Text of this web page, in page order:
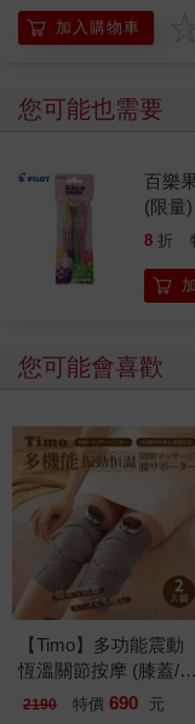
加入購物車
您可能也需要
百樂
(限量)
8 折
您可能會喜歡
【Timo】多功能震動
恆溫關節按摩 (膝蓋/
肩/手肘通用) 無線充電
2190 特價 690 元